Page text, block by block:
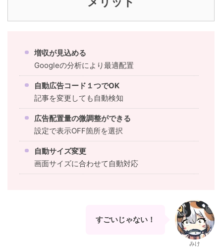
増収が見込める
Googleの分析により最適配置
自動広告コード１つでOK
記事を変更しても自動検知
広告配置量の微調整ができる
設定で表示OFF箇所を選択
自動サイズ変更
画面サイズに合わせて自動対応
すごいじゃない！
みけ